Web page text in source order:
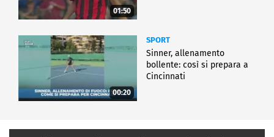
01:50
00:20
SPORT
Sinner, allenamento
bollente: così si prepara a
Cincinnati